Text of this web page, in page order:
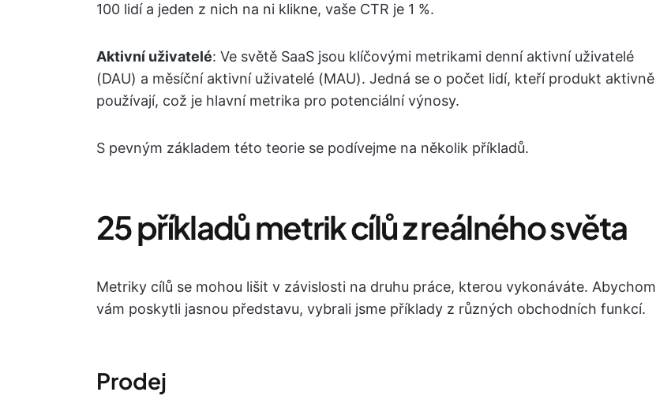
100 lidí a jeden z nich na ni klikne, vaše CTR je 1 %.
Aktivní uživatelé: Ve světě SaaS jsou klíčovými metrikami denní aktivní uživatelé
(DAU) a měsíční aktivní uživatelé (MAU). Jedná se o počet lidí, kteří produkt aktivně
používají, což je hlavní metrika pro potenciální výnosy.
S pevným základem této teorie se podívejme na několik příkladů.
25 příkladů metrik cílů z reálného světa
Metriky cílů se mohou lišit v závislosti na druhu práce, kterou vykonáváte. Abychom
vám poskytli jasnou představu, vybrali jsme příklady z různých obchodních funkcí.
Prodej